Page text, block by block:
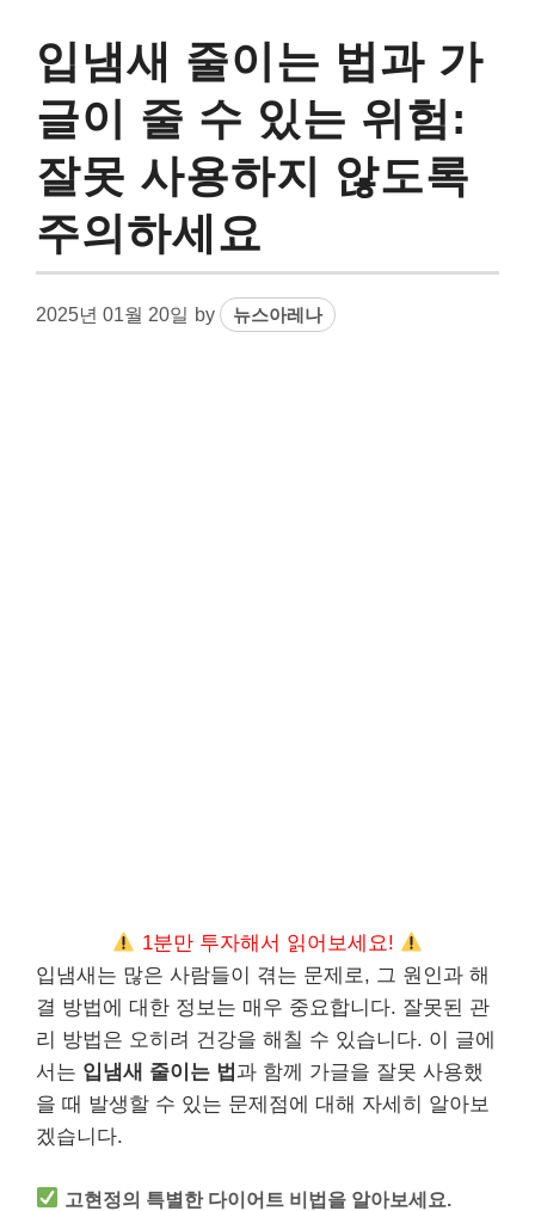
입냄새 줄이는 법과 가
글이 줄 수 있는 위험:
잘못 사용하지 않도록
주의하세요
2025년 01월 20일 by 뉴스아레나
1분만 투자해서 읽어보세요!
입냄새는 많은 사람들이 겪는 문제로, 그 원인과 해
결 방법에 대한 정보는 매우 중요합니다. 잘못된 관
리 방법은 오히려 건강을 해칠 수 있습니다. 이 글에
서는 입냄새 줄이는 법 과 함께 가글을 잘못 사용했
을 때 발생할 수 있는 문제점에 대해 자세히 알아보
겠습니다.
고현정의 특별한 다이어트 비법을 알아보세요.